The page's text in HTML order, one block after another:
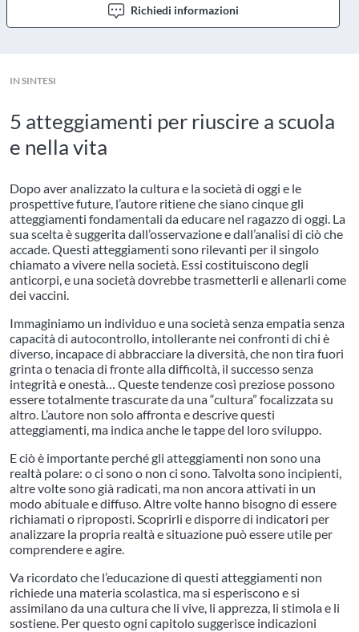
Richiedi informazioni
IN SINTESI
5 atteggiamenti per riuscire a scuola
e nella vita
Dopo aver analizzato la cultura e la società di oggi e le
prospettive future, l’autore ritiene che siano cinque gli
atteggiamenti fondamentali da educare nel ragazzo di oggi. La
sua scelta è suggerita dall’osservazione e dall’analisi di ciò che
accade. Questi atteggiamenti sono rilevanti per il singolo
chiamato a vivere nella società. Essi costituiscono degli
anticorpi, e una società dovrebbe trasmetterli e allenarli come
dei vaccini.
Immaginiamo un individuo e una società senza empatia senza
capacità di autocontrollo, intollerante nei confronti di chi è
diverso, incapace di abbracciare la diversità, che non tira fuori
grinta o tenacia di fronte alla difficoltà, il successo senza
integrità e onestà… Queste tendenze così preziose possono
essere totalmente trascurate da una “cultura” focalizzata su
altro. L’autore non solo affronta e descrive questi
atteggiamenti, ma indica anche le tappe del loro sviluppo.
E ciò è importante perché gli atteggiamenti non sono una
realtà polare: o ci sono o non ci sono. Talvolta sono incipienti,
altre volte sono già radicati, ma non ancora attivati in un
modo abituale e diffuso. Altre volte hanno bisogno di essere
richiamati o riproposti. Scoprirli e disporre di indicatori per
analizzare la propria realtà e situazione può essere utile per
comprendere e agire.
Va ricordato che l’educazione di questi atteggiamenti non
richiede una materia scolastica, ma si esperiscono e si
assimilano da una cultura che li vive, li apprezza, li stimola e li
sostiene. Per questo ogni capitolo suggerisce indicazioni